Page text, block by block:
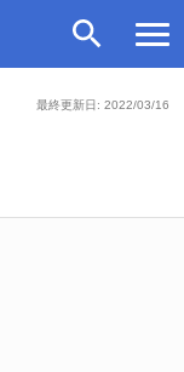
最終更新日: 2022/03/16